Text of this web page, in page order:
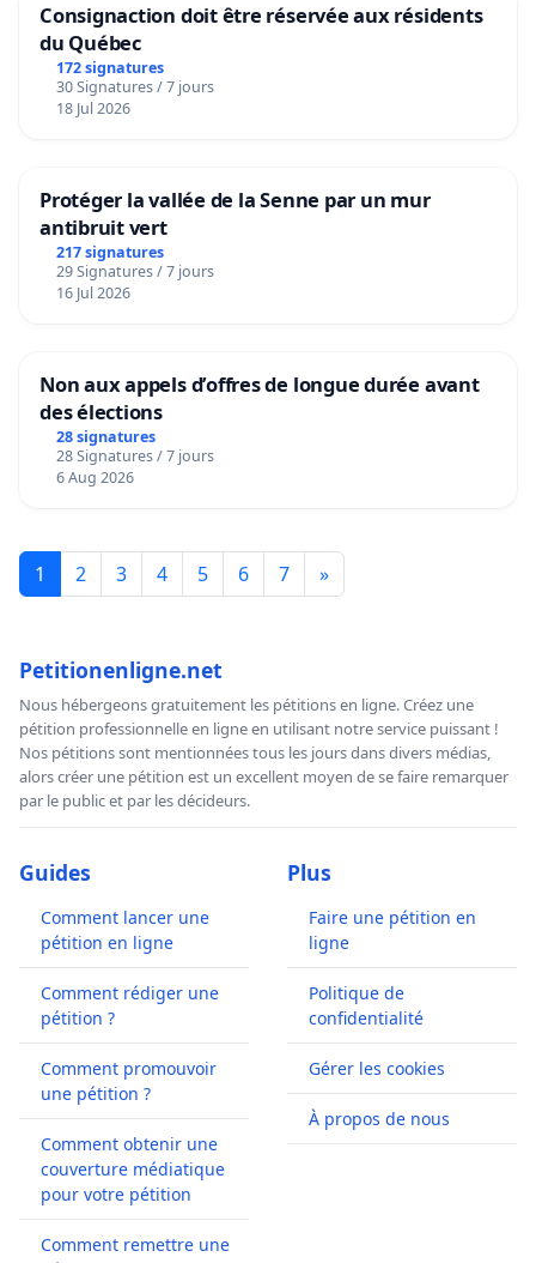
Consignaction doit être réservée aux résidents
du Québec
172 signatures
30 Signatures / 7 jours
18 Jul 2026
Protéger la vallée de la Senne par un mur
antibruit vert
217 signatures
29 Signatures / 7 jours
16 Jul 2026
Non aux appels d’offres de longue durée avant
des élections
28 signatures
28 Signatures / 7 jours
6 Aug 2026
1 2 3 4 5 6 7 »
Petitionenligne.net
Nous hébergeons gratuitement les pétitions en ligne. Créez une
pétition professionnelle en ligne en utilisant notre service puissant !
Nos pétitions sont mentionnées tous les jours dans divers médias,
alors créer une pétition est un excellent moyen de se faire remarquer
par le public et par les décideurs.
Guides
Comment lancer une
pétition en ligne
Comment rédiger une
pétition ?
Comment promouvoir
une pétition ?
Comment obtenir une
couverture médiatique
pour votre pétition
Comment remettre une
Plus
Faire une pétition en
ligne
Politique de
confidentialité
Gérer les cookies
À propos de nous